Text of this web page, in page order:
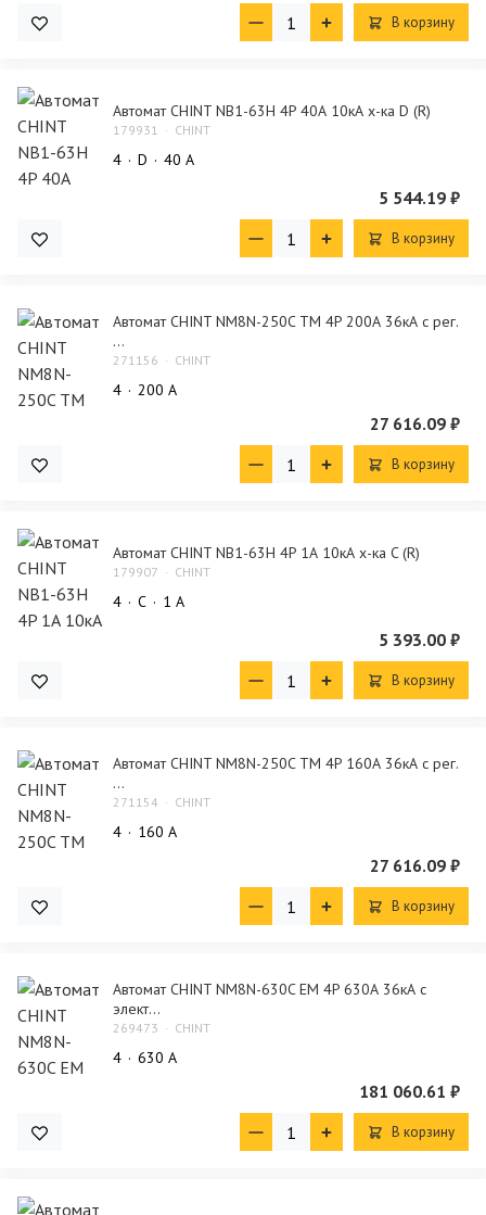
В корзину
Автомат CHINT NB1-63H 4P 40А 10кА х-ка D (R)
179931 CHINT
4 D 40 А
5 544.19 ₽
В корзину
Автомат CHINT NM8N-250C TM 4P 200А 36кА с рег.
...
271156 CHINT
4 200 А
27 616.09 ₽
В корзину
Автомат CHINT NB1-63H 4P 1А 10кА х-ка C (R)
179907 CHINT
4 C 1 А
5 393.00 ₽
В корзину
Автомат CHINT NM8N-250C TM 4P 160А 36кА с рег.
...
271154 CHINT
4 160 А
27 616.09 ₽
В корзину
Автомат CHINT NM8N-630C EM 4P 630А 36кА с
элект...
269473 CHINT
4 630 А
181 060.61 ₽
В корзину